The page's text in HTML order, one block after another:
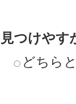
つけやす
どちら